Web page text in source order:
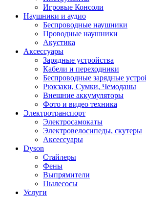
Игровые Консоли
Наушники и аудио
Беспроводные наушники
Проводные наушники
Акустика
Аксессуары
Зарядные устройства
Кабели и переходники
Беспроводные зарядные
Рюкзаки, Сумки, Чемоданы
Внешние аккумуляторы
Фото и видео техника
Электротранспорт
Электросамокаты
Электровелосипеды, скутеры
Аксессуары
Dyson
Стайлеры
Фены
Выпрямители
Пылесосы
Услуги